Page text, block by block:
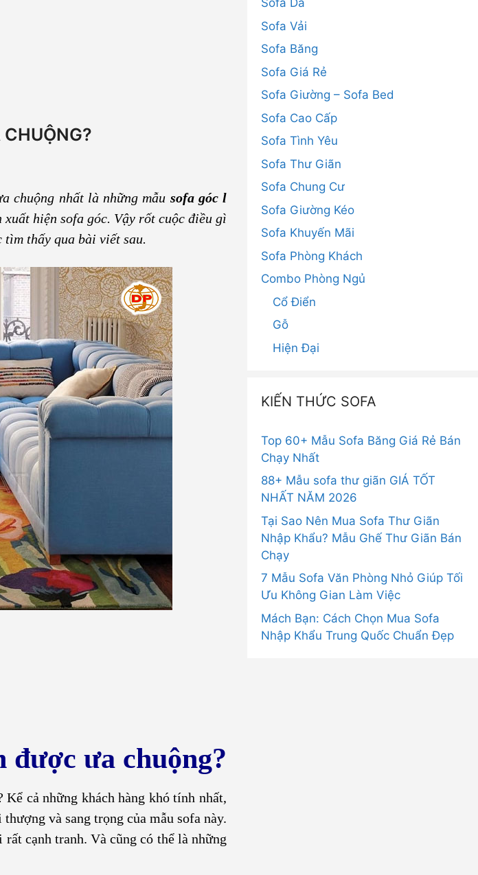
chuộng nhất là những mẫu sofa góc l
hiện sofa góc. Vậy rốt cuộc điều gì
thấy qua bài viết sau.
được ưa chuộng?
cả những khách hàng khó tính nhất,
và sang trọng của mẫu sofa này.
cạnh tranh. Và cũng có thể là những
Sofa Da
Sofa Vải
Sofa Băng
Sofa Giá Rẻ
Sofa Giường – Sofa Bed
Sofa Cao Cấp
Sofa Tình Yêu
Sofa Thư Giãn
Sofa Chung Cư
Sofa Giường Kéo
Sofa Khuyến Mãi
Sofa Phòng Khách
Combo Phòng Ngủ
Cổ Điển
Gỗ
Hiện Đại
KIẾN THỨC SOFA
Top 60+ Mẫu Sofa Băng Giá Rẻ Bán
Chạy Nhất
88+ Mẫu sofa thư giãn GIÁ TỐT
NHẤT NĂM 2026
Tại Sao Nên Mua Sofa Thư Giãn
Nhập Khẩu? Mẫu Ghế Thư Giãn Bán
Chạy
7 Mẫu Sofa Văn Phòng Nhỏ Giúp Tối
Ưu Không Gian Làm Việc
Mách Bạn: Cách Chọn Mua Sofa
Nhập Khẩu Trung Quốc Chuẩn Đẹp